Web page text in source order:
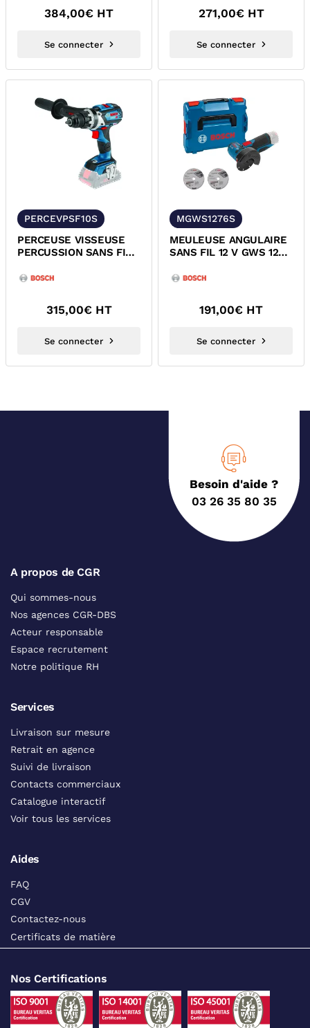
384,00€ HT
Se connecter
271,00€ HT
Se connecter
PERCEVPSF10S
PERCEUSE VISSEUSE
PERCUSSION SANS FIL
PROFESSIONAL...
315,00€ HT
Se connecter
MGWS1276S
MEULEUSE ANGULAIRE
SANS FIL 12 V GWS 12V-
191,00€ HT
Se connecter
Besoin d'aide ?
03 26 35 80 35
A propos de CGR
Qui sommes-nous
Nos agences CGR-DBS
Acteur responsable
Espace recrutement
Notre politique RH
Services
Livraison sur mesure
Retrait en agence
Suivi de livraison
Contacts commerciaux
Catalogue interactif
Voir tous les services
Aides
FAQ
CGV
Contactez-nous
Certificats de matière
Nos Certifications